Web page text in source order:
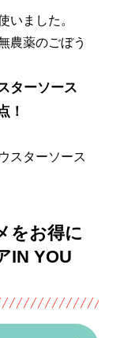
いました。
農薬のごぼう
ターソース
！
スターソース
をお得に
IN YOU